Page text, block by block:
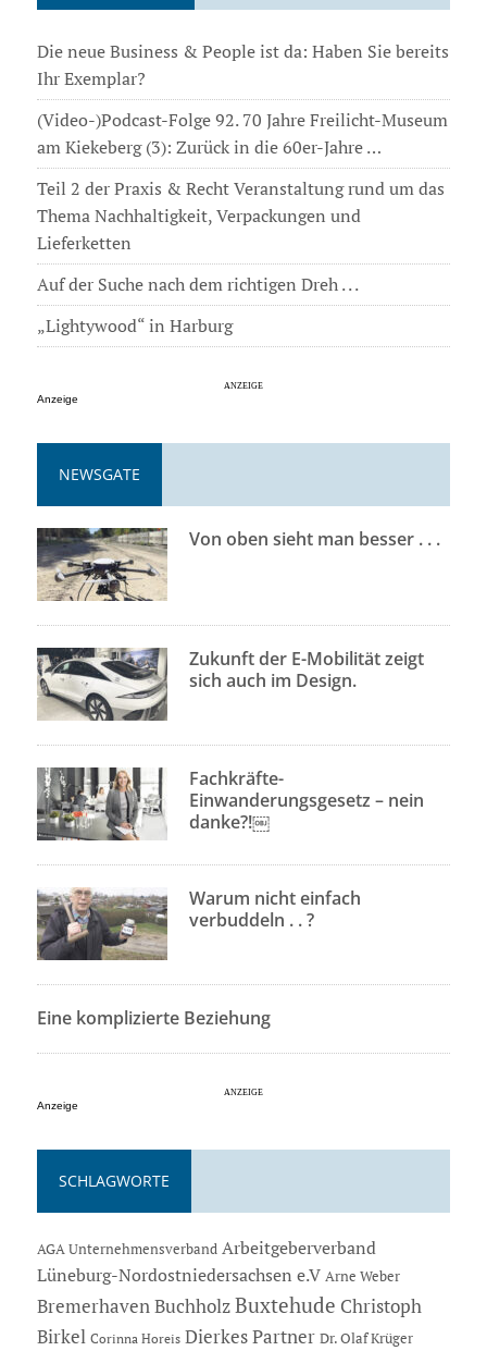
Die neue Business & People ist da: Haben Sie bereits
Ihr Exemplar?
(Video-)Podcast-Folge 92. 70 Jahre Freilicht-Museum
am Kiekeberg (3): Zurück in die 60er-Jahre …
Teil 2 der Praxis & Recht Veranstaltung rund um das
Thema Nachhaltigkeit, Verpackungen und
Lieferketten
Auf der Suche nach dem richtigen Dreh . . .
„Lightywood“ in Harburg
Anzeige
NEWSGATE
Von oben sieht man besser . . .
Zukunft der E-Mobilität zeigt
sich auch im Design.
Fachkräfte-
Einwanderungsgesetz – nein
danke?!￼
Warum nicht einfach
verbuddeln . . ?
Eine komplizierte Beziehung
Anzeige
SCHLAGWORTE
AGA Unternehmensverband Arbeitgeberverband
Lüneburg-Nordostniedersachsen e.V Arne Weber
Bremerhaven Buchholz Buxtehude Christoph
Birkel Corinna Horeis Dierkes Partner Dr. Olaf Krüger